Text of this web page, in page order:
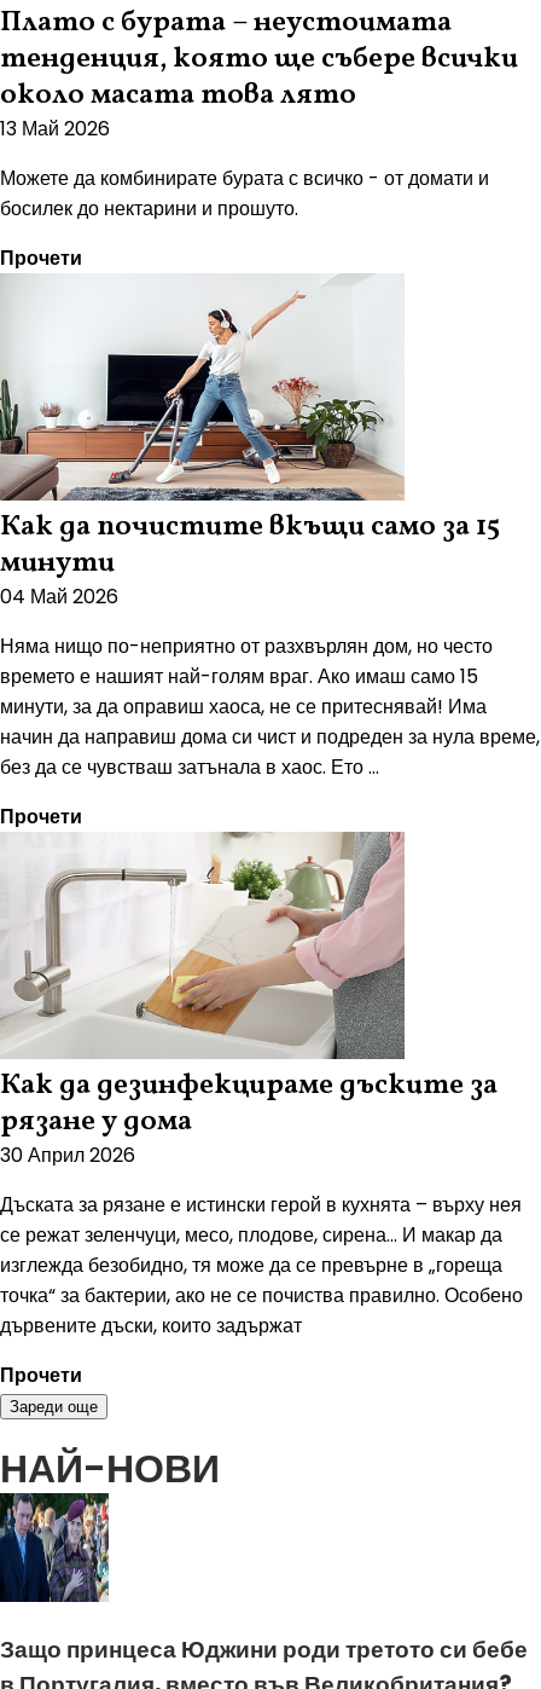
Плато с бурата – неустоимата
тенденция, която ще събере всички
около масата това лято
13 Май 2026
Можете да комбинирате бурата с всичко - от домати и
босилек до нектарини и прошуто.
Прочети
Как да почистите вкъщи само за 15
минути
04 Май 2026
Няма нищо по-неприятно от разхвърлян дом, но често
времето е нашият най-голям враг. Ако имаш само 15
минути, за да оправиш хаоса, не се притеснявай! Има
начин да направиш дома си чист и подреден за нула време,
без да се чувстваш затънала в хаос. Ето ...
Прочети
Как да дезинфекцираме дъските за
рязане у дома
30 Април 2026
Дъската за рязане е истински герой в кухнята – върху нея
се режат зеленчуци, месо, плодове, сирена... И макар да
изглежда безобидно, тя може да се превърне в „гореща
точка“ за бактерии, ако не се почиства правилно. Особено
дървените дъски, които задържат
Прочети
Зареди още
НАЙ-НОВИ
Защо принцеса Юджини роди третото си бебе